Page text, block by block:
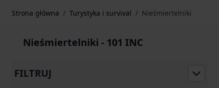
Strona główna / Turystyka i survival / Nieśmiertelniki
Nieśmiertelniki - 101 INC
FILTRUJ